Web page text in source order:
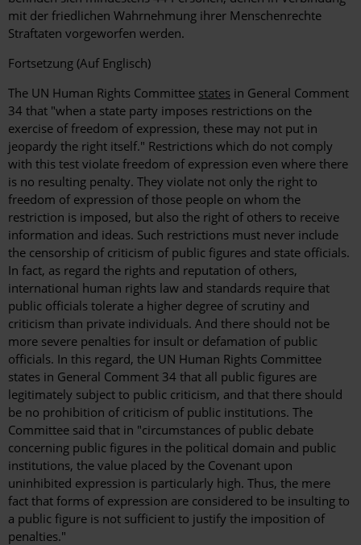
mit der friedlichen Wahrnehmung ihrer Menschenrechte
Straftaten vorgeworfen werden.
Fortsetzung (Auf Englisch)
The UN Human Rights Committee states in General Comment
34 that "when a state party imposes restrictions on the
exercise of freedom of expression, these may not put in
jeopardy the right itself." Restrictions which do not comply
with this test violate freedom of expression even where there
is no resulting penalty. They violate not only the right to
freedom of expression of those people on whom the
restriction is imposed, but also the right of others to receive
information and ideas. Such restrictions must never include
the censorship of criticism of public figures and state officials.
In fact, as regard the rights and reputation of others,
international human rights law and standards require that
public officials tolerate a higher degree of scrutiny and
criticism than private individuals. And there should not be
more severe penalties for insult or defamation of public
officials. In this regard, the UN Human Rights Committee
states in General Comment 34 that all public figures are
legitimately subject to public criticism, and that there should
be no prohibition of criticism of public institutions. The
Committee said that in "circumstances of public debate
concerning public figures in the political domain and public
institutions, the value placed by the Covenant upon
uninhibited expression is particularly high. Thus, the mere
fact that forms of expression are considered to be insulting to
a public figure is not sufficient to justify the imposition of
penalties."